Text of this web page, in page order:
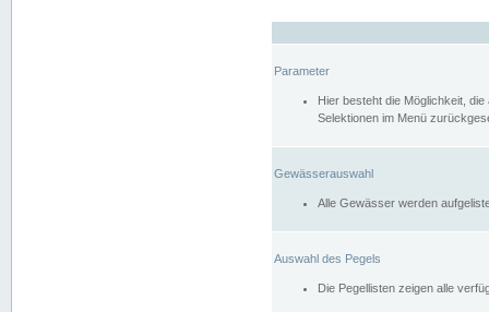
Parameter
Hier besteht die Möglichkeit,
Selektionen im Menü
Gewässerauswahl
Alle Gewässer werden
Auswahl des Pegels
Die Pegellisten zeigen alle